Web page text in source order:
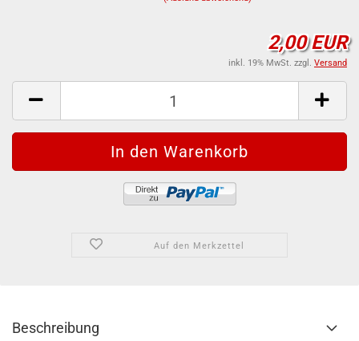
2,00 EUR
inkl. 19% MwSt. zzgl. Versand
Auf den Merkzettel
Beschreibung